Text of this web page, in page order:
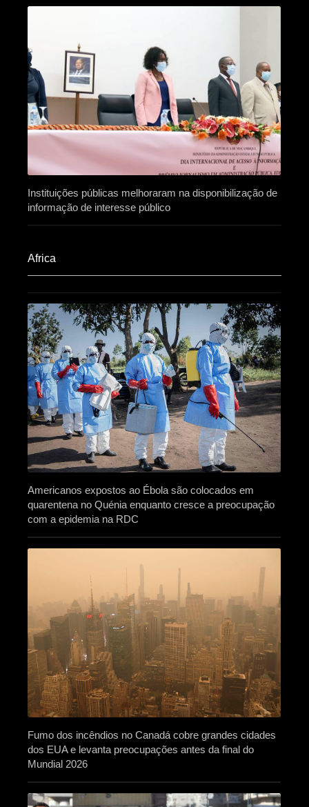
Instituições públicas melhoraram na disponibilização de
informação de interesse público
Africa​
Americanos expostos ao Ébola são colocados em
quarentena no Quénia enquanto cresce a preocupação
com a epidemia na RDC
Fumo dos incêndios no Canadá cobre grandes cidades
dos EUA e levanta preocupações antes da final do
Mundial 2026